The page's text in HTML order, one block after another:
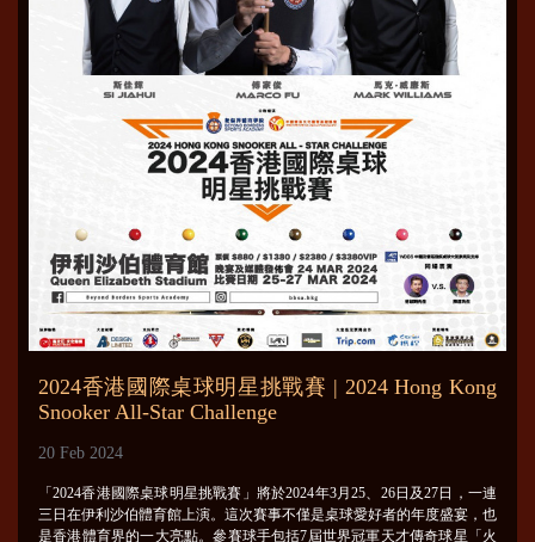
2024香港國際桌球明星挑戰賽 | 2024 Hong Kong
Snooker All-Star Challenge
20 Feb 2024
「2024香港國際桌球明星挑戰賽」將於2024年3月25、26日及27日，一連
三日在伊利沙伯體育館上演。這次賽事不僅是桌球愛好者的年度盛宴，也
是香港體育界的一大亮點。參賽球手包括7屆世界冠軍天才傳奇球星「火